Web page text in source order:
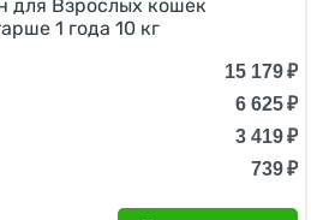
для Взрослых кошек
1 года 10 кг
15 179₽
6 625₽
3 419₽
739₽